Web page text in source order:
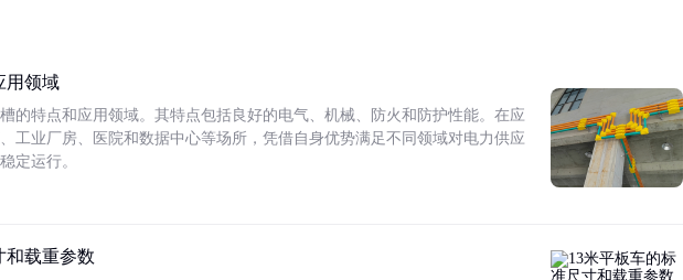
用领域
的特点和应用领域。其特点包括良好的电气、机械、防火和防护性能。在应
工业厂房、医院和数据中心等场所，凭借自身优势满足不同领域对电力供应
定运行。
和载重参数